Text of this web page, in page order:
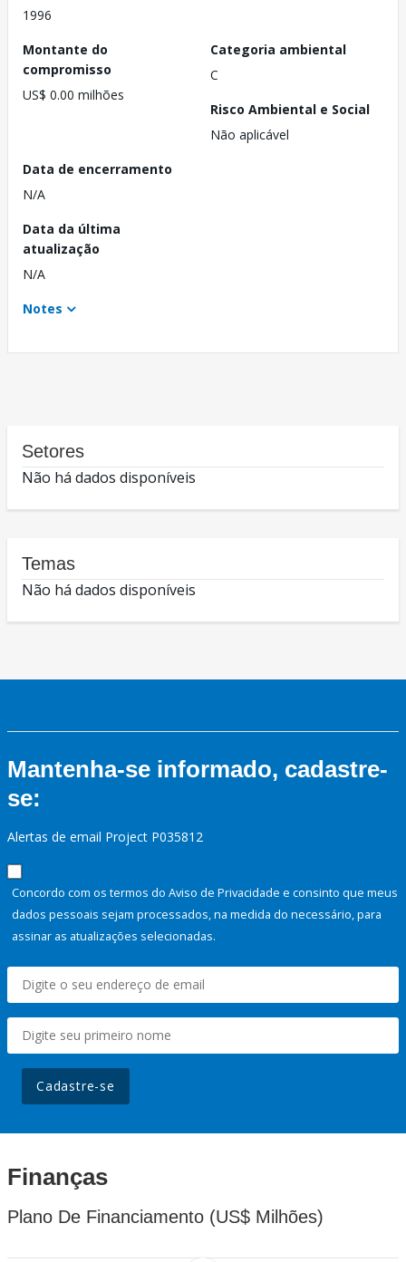
1996
Montante do
compromisso
US$ 0.00 milhões
Categoria ambiental
C
Risco Ambiental e Social
Não aplicável
Data de encerramento
N/A
Data da última
atualização
N/A
Notes
Setores
Não há dados disponíveis
Temas
Não há dados disponíveis
Mantenha-se informado, cadastre-
se:
Alertas de email Project P035812
Concordo com os termos do Aviso de Privacidade e consinto que meus
dados pessoais sejam processados, na medida do necessário, para
assinar as atualizações selecionadas.
Cadastre-se
Finanças
Plano De Financiamento (US$ Milhões)